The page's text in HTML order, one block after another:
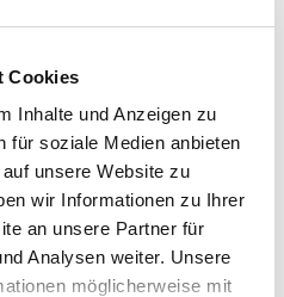
Cookies
Inhalte und Anzeigen zu
für soziale Medien anbieten
unsere Website zu
wir Informationen zu Ihrer
an unsere Partner für
Analysen weiter. Unsere
möglicherweise mit